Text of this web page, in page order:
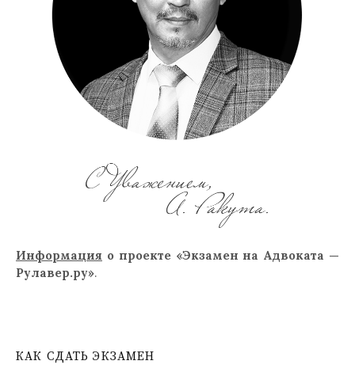
Информация о проекте «Экзамен на Адвоката —
Рулавер.ру».
КАК СДАТЬ ЭКЗАМЕН